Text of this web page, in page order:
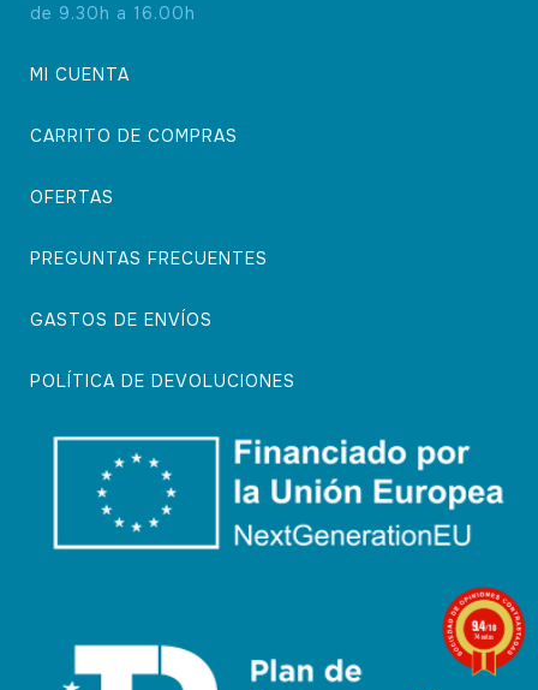
de 9.30h a 16.00h
MI CUENTA
CARRITO DE COMPRAS
OFERTAS
PREGUNTAS FRECUENTES
GASTOS DE ENVÍOS
POLÍTICA DE DEVOLUCIONES
9.4/10
74 notas